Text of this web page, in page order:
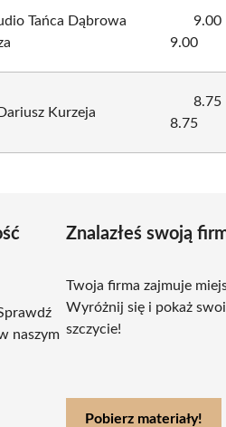
Tańca Dąbrowa
9.00
9.00
Kurzeja
8.75
8.75
naszym
Znalazłeś swoją
Twoja firma zajmuje
Wyróżnij się i pokaż
szczycie!
Pobierz materiały!